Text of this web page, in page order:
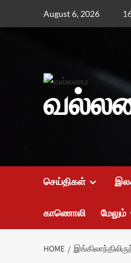
August 6, 2026
செய்திகள்
காணொலி மேலும்
HOME